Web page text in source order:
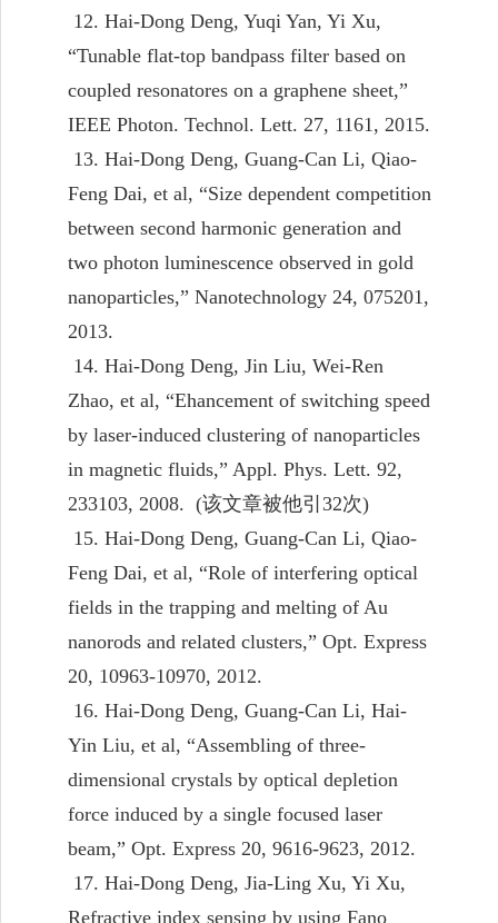
12. Hai-Dong Deng, Yuqi Yan, Yi Xu,
“Tunable flat-top bandpass filter based on
coupled resonatores on a graphene sheet,”
IEEE Photon. Technol. Lett. 27, 1161, 2015.
13. Hai-Dong Deng, Guang-Can Li, Qiao-
Feng Dai, et al, “Size dependent competition
between second harmonic generation and
two photon luminescence observed in gold
nanoparticles,” Nanotechnology 24, 075201,
2013.
14. Hai-Dong Deng, Jin Liu, Wei-Ren
Zhao, et al, “Ehancement of switching speed
by laser-induced clustering of nanoparticles
in magnetic fluids,” Appl. Phys. Lett. 92,
233103, 2008. (该文章被他引 32次)
15. Hai-Dong Deng, Guang-Can Li, Qiao-
Feng Dai, et al, “Role of interfering optical
fields in the trapping and melting of Au
nanorods and related clusters,” Opt. Express
20, 10963-10970, 2012.
16. Hai-Dong Deng, Guang-Can Li, Hai-
Yin Liu, et al, “Assembling of three-
dimensional crystals by optical depletion
force induced by a single focused laser
beam,” Opt. Express 20, 9616-9623, 2012.
17. Hai-Dong Deng, Jia-Ling Xu, Yi Xu,
Refractive index sensing by using Fano